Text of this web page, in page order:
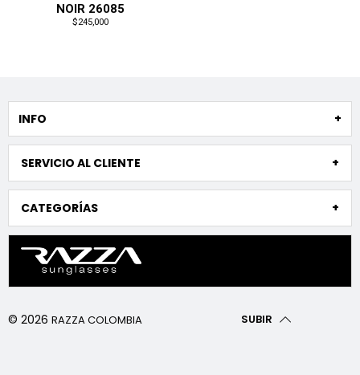
NOIR 26085
$245,000
INFO
SERVICIO AL CLIENTE
CATEGORÍAS
SUBIR
© 2026 RAZZA COLOMBIA